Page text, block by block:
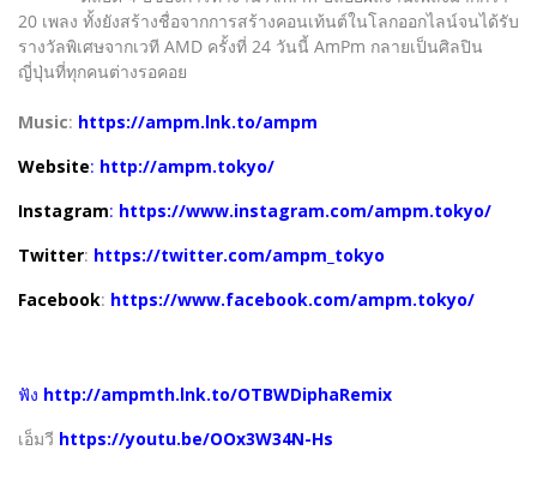
20 เพลง ทั้งยังสร้างชื่อจากการสร้างคอนเท้นต์ในโลกออกไลน์จนได้รับ
รางวัลพิเศษจากเวที AMD ครั้งที่ 24 วันนี้ AmPm กลายเป็นศิลปิน
ญี่ปุ่นที่ทุกคนต่างรอคอย
Music: https://ampm.lnk.to/ampm
Website: http://ampm.tokyo/
Instagram: https://www.instagram.com/ampm.tokyo/
Twitter: https://twitter.com/ampm_tokyo
Facebook: https://www.facebook.com/ampm.tokyo/
ฟัง http://ampmth.lnk.to/OTBWDiphaRemix
เอ็มวี https://youtu.be/OOx3W34N-Hs